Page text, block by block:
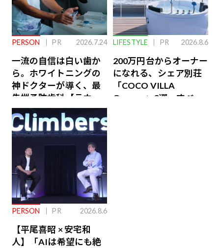
PERSON PR 2026.7.24
一流の自信は白い歯か
ら。ホワイトニングの
神ドクターが導く、最
先端予防歯科【ラウン
ジ会員特典あり】
LIFESTYLE PR 2026.8.6
200万円台からオーナー
になれる、シェア別荘
「COCO VILLA
Owners」3選。すべて
PERSON PR 2026.8.6
【平尾喜昭 × 安宅和
人】「AIは希望にも絶